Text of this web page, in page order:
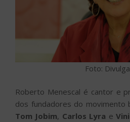
Foto:
Roberto Menescal é cantor e
dos fundadores do movimento
Tom Jobim, Carlos Lyra e